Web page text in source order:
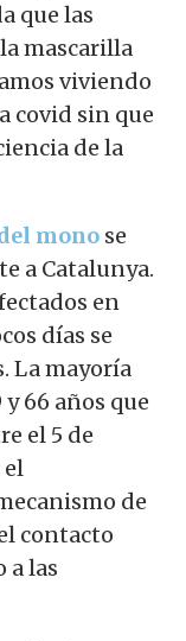
que las
mascarilla
viviendo
covid sin que
de la
mono se
a Catalunya.
en
días se
La mayoría
66 años que
el 5 de
el
de
contacto
a las